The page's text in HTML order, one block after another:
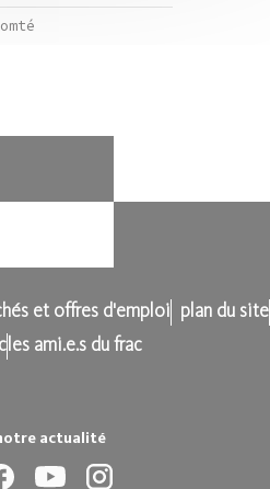
actualité
et offres d'emploi
plan du site
les ami.e.s du frac